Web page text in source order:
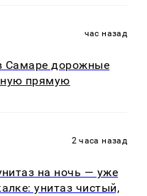
час назад
Самаре дорожные
прямую
2 часа назад
на ночь — уже
унитаз чистый,